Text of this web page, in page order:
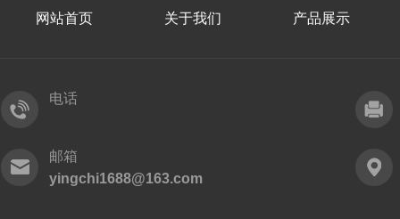
网站首页 关于我们 产品展示
电话
邮箱
yingchi1688@163.com